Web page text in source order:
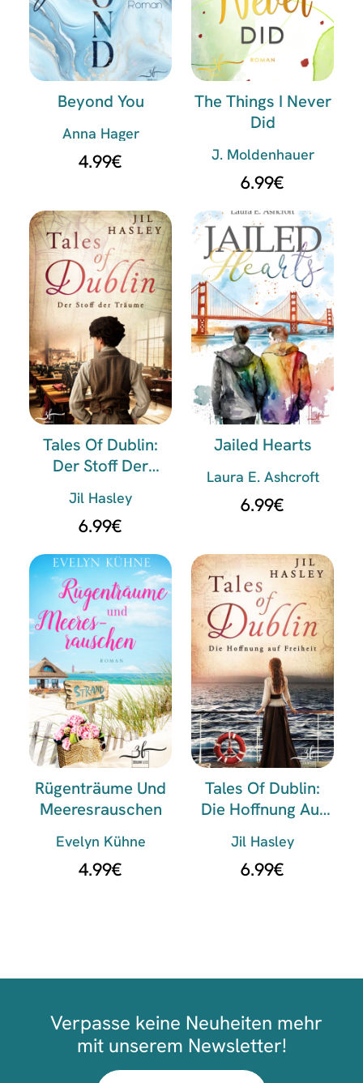
Beyond You
Anna Hager
4.99€
The Things I Never
Did
J. Moldenhauer
6.99€
Tales Of Dublin:
Der Stoff Der
Jil Hasley
6.99€
Jailed Hearts
Laura E. Ashcroft
6.99€
Rügenträume Und
Meeresrauschen
Evelyn Kühne
4.99€
Tales Of Dublin:
Die Hoffnung Auf
Jil Hasley
6.99€
Verpasse keine Neuheiten mehr
mit unserem Newsletter!